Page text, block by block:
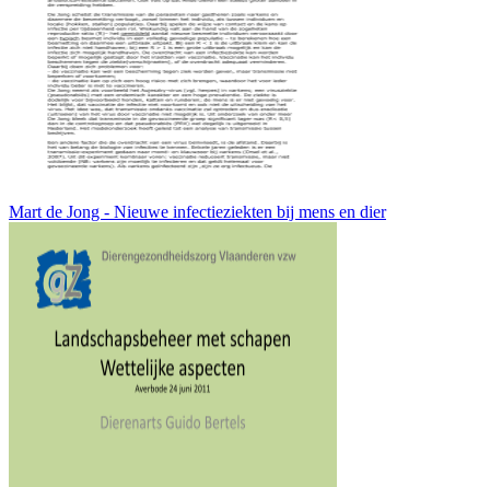
Mart de Jong - Nieuwe infectieziekten bij mens en dier